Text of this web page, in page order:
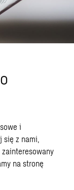
i
się z nami,
na stronę